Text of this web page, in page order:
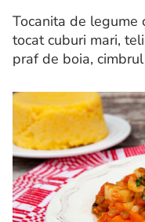
Tocanita de
tocat cuburi mari,
praf de boia,